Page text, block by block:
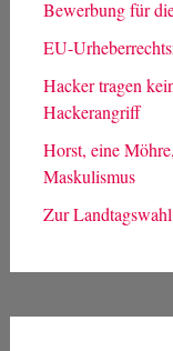
Bewerbung für
EU-
Hacker tragen
Hackerangriff
Horst, eine
Maskulismus
Zur